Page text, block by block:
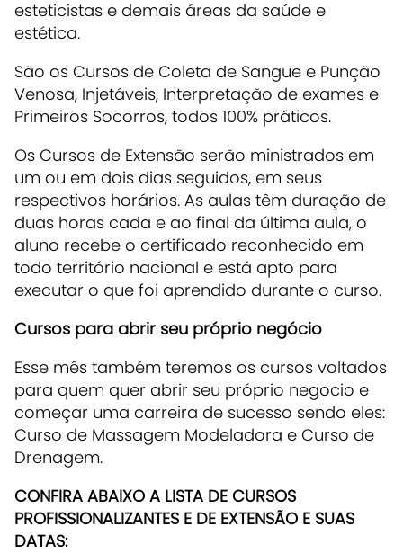
esteticistas e demais áreas da saúde e
estética.
São os Cursos de Coleta de Sangue e Punção
Venosa, Injetáveis, Interpretação de exames e
Primeiros Socorros, todos 100% práticos.
Os Cursos de Extensão serão ministrados em
um ou em dois dias seguidos, em seus
respectivos horários. As aulas têm duração de
duas horas cada e ao final da última aula, o
aluno recebe o certificado reconhecido em
todo território nacional e está apto para
executar o que foi aprendido durante o curso.
Cursos para abrir seu próprio negócio
Esse mês também teremos os cursos voltados
para quem quer abrir seu próprio negocio e
começar uma carreira de sucesso sendo eles:
Curso de Massagem Modeladora e Curso de
Drenagem.
CONFIRA ABAIXO A LISTA DE CURSOS
PROFISSIONALIZANTES E DE EXTENSÃO E SUAS
DATAS: